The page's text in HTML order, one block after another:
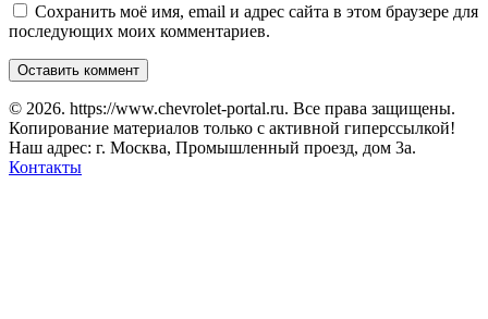
Сохранить моё имя, email и адрес сайта в этом браузере для
последующих моих комментариев.
© 2026. https://www.chevrolet-portal.ru. Все права защищены.
Копирование материалов только с активной гиперссылкой!
Наш адрес: г. Москва, Промышленный проезд, дом 3а.
Контакты